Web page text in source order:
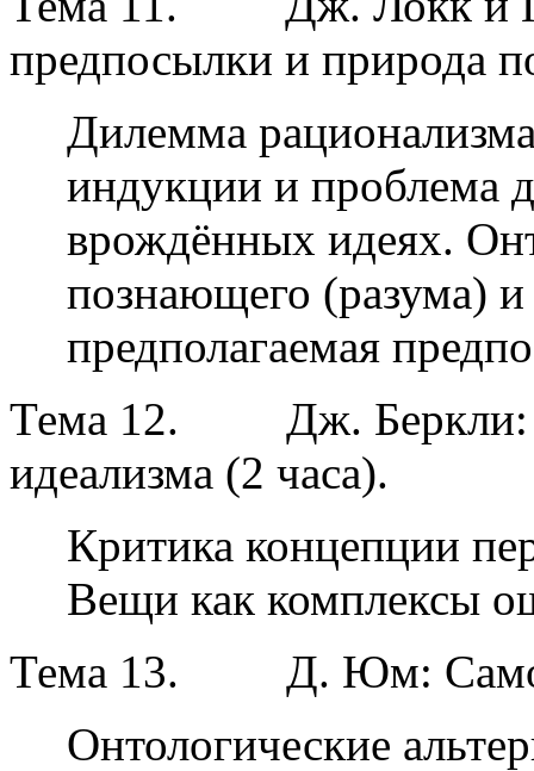
предпосылки и природа
Дилемма
индукции и проблема
врождённых идеях.
познающего (разума)
предполагаемая
Тема 12.
Дж. Беркли:
идеализма (2 часа).
Критика концепции
Вещи как комплексы
Тема 13.
Д. Юм:
Онтологические